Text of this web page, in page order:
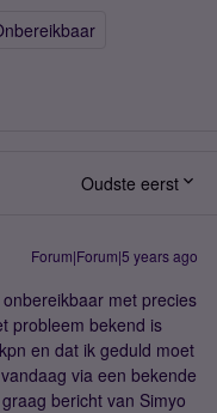
Oudste eerst
Forum|Forum|5 years ago
met precies
probleem bekend is
en dat ik geduld moet
via een bekende
bericht van Simyo